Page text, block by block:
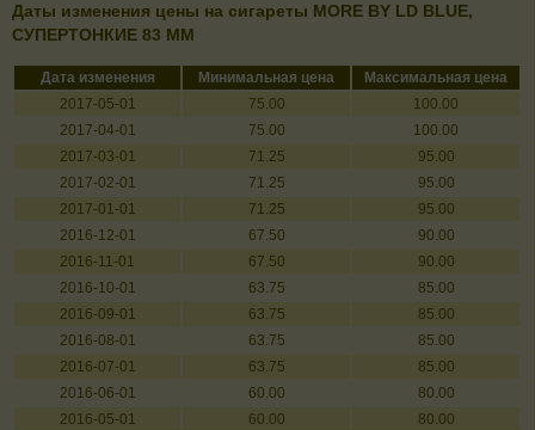
Даты изменения цены на сигареты MORE BY LD BLUE,
СУПЕРТОНКИЕ 83 ММ
Дата изменения Минимальная цена
Максимальная цена
2017-05-01
75.00
100.00
2017-04-01
75.00
100.00
2017-03-01
71.25
95.00
2017-02-01
71.25
95.00
2017-01-01
71.25
95.00
2016-12-01
67.50
90.00
2016-11-01
67.50
90.00
2016-10-01
63.75
85.00
2016-09-01
63.75
85.00
2016-08-01
63.75
85.00
2016-07-01
63.75
85.00
2016-06-01
60.00
80.00
2016-05-01
60.00
80.00